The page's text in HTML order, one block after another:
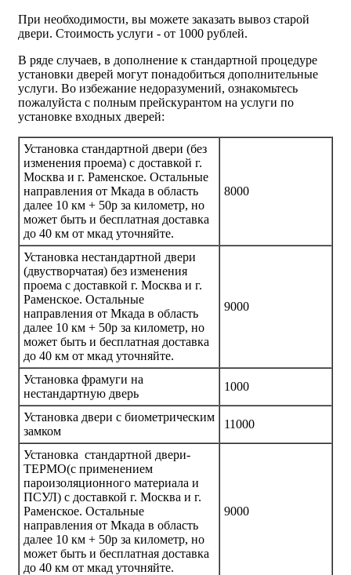
При необходимости, вы можете заказать вывоз старой
двери. Стоимость услуги - от 1000 рублей.
В ряде случаев, в дополнение к стандартной процедуре
установки дверей могут понадобиться дополнительные
услуги. Во избежание недоразумений, ознакомьтесь
пожалуйста с полным прейскурантом на услуги по
установке входных дверей:
Установка стандартной двери (без
изменения проема) с доставкой г.
Москва и г. Раменское. Остальные
направления от Мкада в область
далее 10 км + 50р за километр, но
может быть и бесплатная доставка
до 40 км от мкад уточняйте.
8000
Установка нестандартной двери
(двустворчатая) без изменения
проема с доставкой г. Москва и г.
Раменское. Остальные
направления от Мкада в область
далее 10 км + 50р за километр, но
может быть и бесплатная доставка
до 40 км от мкад уточняйте.
9000
Установка фрамуги на
нестандартную дверь
1000
Установка двери с биометрическим
замком
11000
Установка стандартной двери-
ТЕРМО(с применением
пароизоляционного материала и
ПСУЛ) с доставкой г. Москва и г.
Раменское. Остальные
направления от Мкада в область
далее 10 км + 50р за километр, но
может быть и бесплатная доставка
до 40 км от мкад уточняйте.
9000